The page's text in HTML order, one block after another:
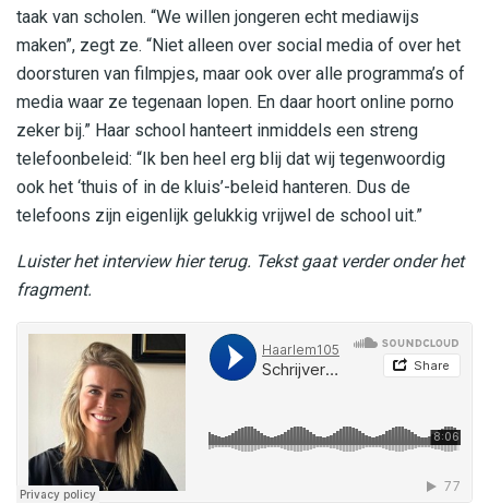
taak van scholen. “We willen jongeren echt mediawijs
maken”, zegt ze. “Niet alleen over social media of over het
doorsturen van filmpjes, maar ook over alle programma’s of
media waar ze tegenaan lopen. En daar hoort online porno
zeker bij.” Haar school hanteert inmiddels een streng
telefoonbeleid: “Ik ben heel erg blij dat wij tegenwoordig
ook het ‘thuis of in de kluis’-beleid hanteren. Dus de
telefoons zijn eigenlijk gelukkig vrijwel de school uit.”
Luister het interview hier terug. Tekst gaat verder onder het
fragment.